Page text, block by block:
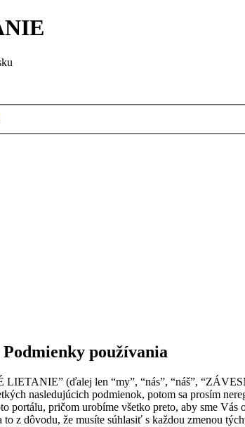
používania
LIETANIE” (ďalej len “my”, “nás”, “náš”,
nasledujúcich podmienok, potom sa prosím
portálu, pričom urobíme všetko preto, aby sme
z dôvodu, že musíte súhlasiť s každou zmenou